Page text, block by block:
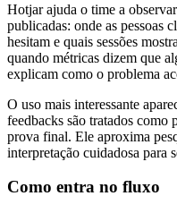
Hotjar ajuda o time a
publicadas: onde as pessoas
hesitam e quais sessões
quando métricas dizem que
explicam como o problema
O uso mais interessante
feedbacks são tratados como
prova final. Ele aproxima
interpretação cuidadosa para
Como entra no fluxo